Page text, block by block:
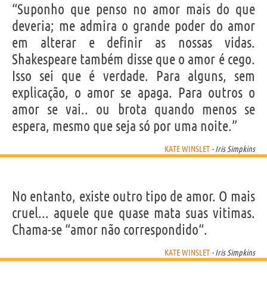
“Suponho que penso no amor mais do que
deveria; me admira o grande poder do amor
em alterar e definir as nossas vidas.
Shakespeare também disse que o amor é cego.
Isso sei que é verdade. Para alguns, sem
explicação, o amor se apaga. Para outros o
amor se vai.. ou brota quando menos se
espera, mesmo que seja só por uma noite.”
KATE WINSLET - Iris Simpkins
No entanto, existe outro tipo de amor. O mais
cruel... aquele que quase mata suas vitimas.
Chama-se “amor não correspondido“.
KATE WINSLET - Iris Simpkins